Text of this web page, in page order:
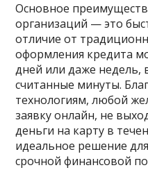
Основное
организаций — это
отличие от
оформления кредита
дней или даже недель,
считанные минуты.
технологиям, любой
заявку онлайн, не
деньги на карту в
идеальное решение
срочной финансовой